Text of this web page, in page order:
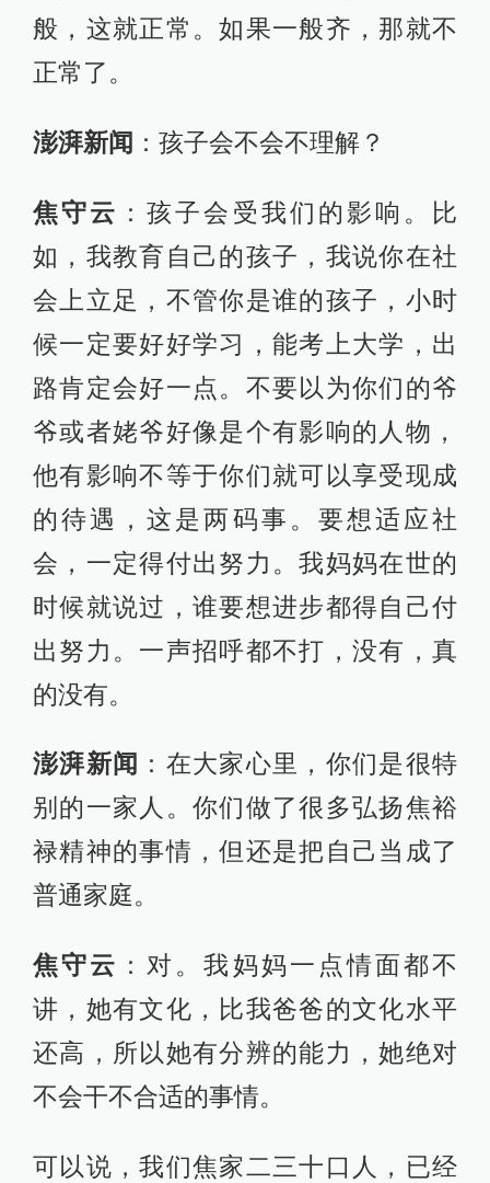
般，这就正常。如果一般齐，那就不
正常了。
澎湃新闻 ：孩子会不会不理解？
焦守云 ：孩子会受我们的影响。比
如，我教育自己的孩子，我说你在社
会上立足，不管你是谁的孩子，小时
候一定要好好学习，能考上大学，出
路肯定会好一点。不要以为你们的爷
爷或者姥爷好像是个有影响的人物，
他有影响不等于你们就可以享受现成
的待遇，这是两码事。要想适应社
会，一定得付出努力。我妈妈在世的
时候就说过，谁要想进步都得自己付
出努力。一声招呼都不打，没有，真
的没有。
澎湃新闻 ：在大家心里，你们是很特
别的一家人。你们做了很多弘扬焦裕
禄精神的事情，但还是把自己当成了
普通家庭。
焦守云 ：对。我妈妈一点情面都不
讲，她有文化，比我爸爸的文化水平
还高，所以她有分辨的能力，她绝对
不会干不合适的事情。
可以说，我们焦家二三十口人，已经